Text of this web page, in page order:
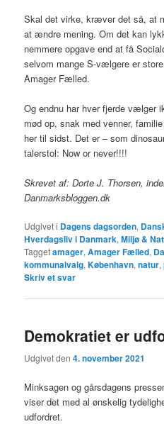
Skal det virke, kræver det så, at
at ændre mening. Om det kan
nemmere opgave end at få
selvom mange S-vælgere er
Amager Fælled.
Og endnu har hver fjerde vælger
mød op, snak med venner,
her til sidst. Det er – som
talerstol: Now or never!!!!
Skrevet af: Dorte J. Thorsen,
Danmarksbloggen.dk
Udgivet i Dagens dagsorden,
Hverdagsliv i Danmark,Miljø &
Taggetamager,Amager Fælled,
kommunalvalg,København,natur,
Skriv et svar
Demokratiet er
Udgivet den4. november 2021
Minksagen og gårsdagens
viser det med al ønskelig
udfordret.